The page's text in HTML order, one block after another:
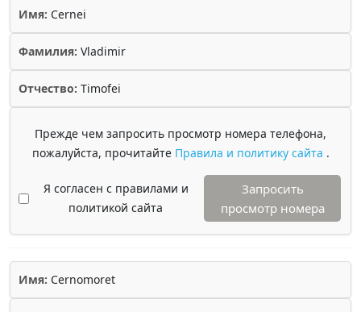
Имя: Cernei
Фамилия: Vladimir
Отчество: Timofei
Прежде чем запросить просмотр номера телефона,
пожалуйста, прочитайте Правила и политику сайта .
Я согласен с правилами и
политикой сайта
Запросить
просмотр номера
Имя: Cernomoret